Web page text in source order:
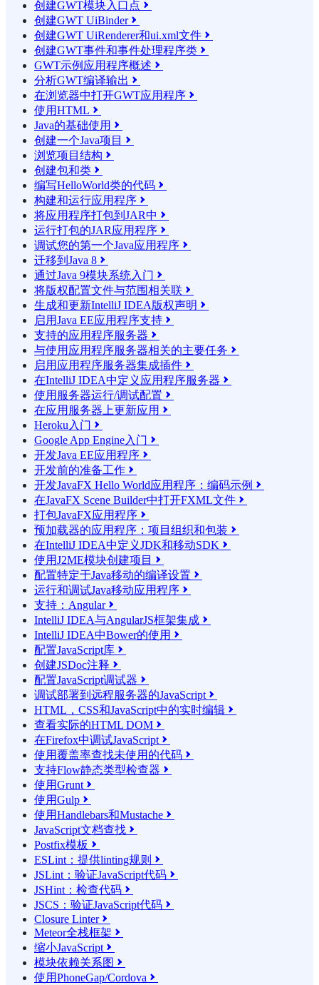
创建GWT模块入口点 
创建GWT UiBinder
创建GWT UiRenderer和ui.xml文件 
创建GWT事件和事件处理程序类 
GWT示例应用程序概述 
分析GWT编译输出 
在浏览器中打开GWT应用程序 
使用HTML 
Java的基础使用 
创建一个Java项目 
浏览项目结构 
创建包和类 
编写HelloWorld类的代码 
构建和运行应用程序 
将应用程序打包到JAR中 
运行打包的JAR应用程序 
调试您的第一个Java应用程序 
迁移到Java 8 
通过Java 9模块系统入门 
将版权配置文件与范围相关联 
生成和更新IntelliJ IDEA版权声明 
启用Java EE应用程序支持 
支持的应用程序服务器 
与使用应用程序服务器相关的主要任务 
启用应用程序服务器集成插件 
在IntelliJ IDEA中定义应用程序服务器 
使用服务器运行/调试配置 
在应用服务器上更新应用 
Heroku入门 
Google App Engine入门 
开发Java EE应用程序 
开发前的准备工作 
开发JavaFX Hello World应用程序：编码示例 
在JavaFX Scene Builder中打开FXML文件 
打包JavaFX应用程序 
预加载器的应用程序：项目组织和包装 
在IntelliJ IDEA中定义JDK和移动SDK 
使用J2ME模块创建项目 
配置特定于Java移动的编译设置 
运行和调试Java移动应用程序 
支持：Angular
IntelliJ IDEA与AngularJS框架集成 
IntelliJ IDEA中Bower的使用 
配置JavaScript库 
创建JSDoc注释 
配置JavaScript调试器 
调试部署到远程服务器的JavaScript 
HTML，CSS和JavaScript中的实时编辑 
查看实际的HTML DOM 
在Firefox中调试JavaScript 
使用覆盖率查找未使用的代码 
支持Flow静态类型检查器 
使用Grunt 
使用Gulp 
使用Handlebars和Mustache 
JavaScript文档查找 
Postfix模板 
ESLint：提供linting规则 
JSLint：验证JavaScript代码 
JSHint：检查代码 
JSCS：验证JavaScript代码 
Closure Linter
Meteor全栈框架 
缩小JavaScript 
模块依赖关系图 
使用PhoneGap/Cordova 